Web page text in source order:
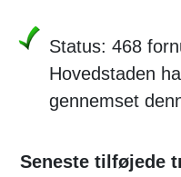
Status: 468
Hovedstaden
gennemset
Seneste tilføjede